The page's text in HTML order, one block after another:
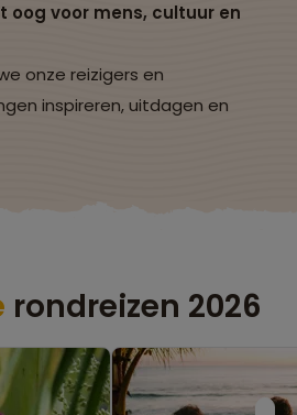
oog voor mens, cultuur en
onze reizigers en
inspireren, uitdagen en
rondreizen 2026